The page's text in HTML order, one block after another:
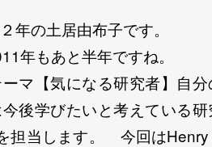
年の土居由布子です。
年もあと半年ですね。
マ【気になる研究者】自
後学びたいと考えている
担当します。 今回はHenry